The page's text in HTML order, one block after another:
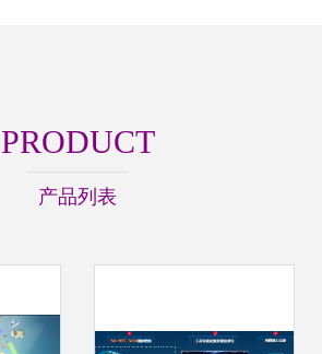
PRODUCT
产品列表